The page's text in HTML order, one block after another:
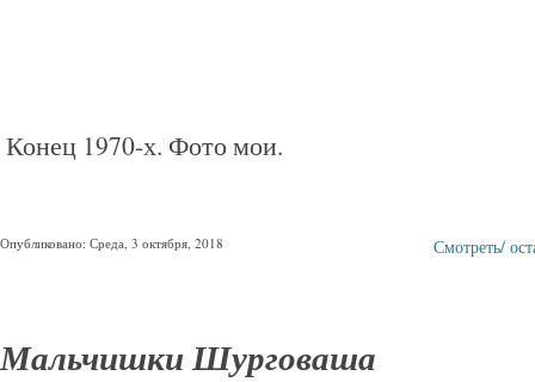
Конец 1970-х. Фото мои.
Опубликовано: Среда, 3 октября, 2018 Смотреть/
Мальчишки Шурговаша